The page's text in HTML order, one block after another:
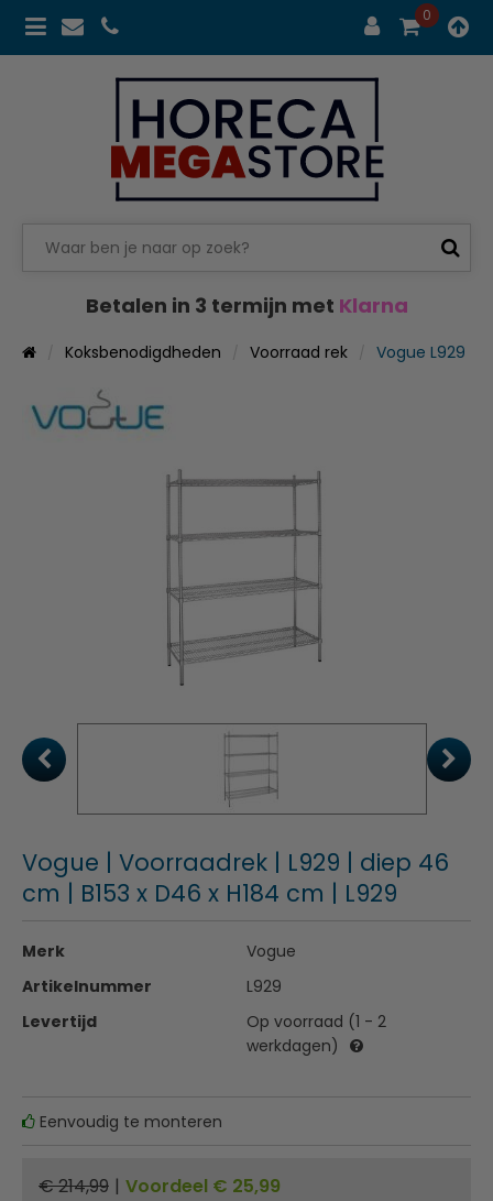
0
Betalen in 3 termijn met Klarna
Koksbenodigdheden Voorraad rek Vogue L929
Vogue | Voorraadrek | L929 | diep 46
cm | B153 x D46 x H184 cm | L929
Merk
Vogue
Artikelnummer
L929
Levertijd
Op voorraad (1 - 2
werkdagen)
Eenvoudig te monteren
€ 214,99 | Voordeel € 25,99